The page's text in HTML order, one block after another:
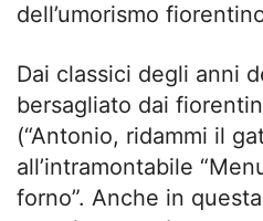
dell’umorismo
Dai classici degli anni
bersagliato dai
(“Antonio, ridammi il
all’intramontabile
forno”. Anche in